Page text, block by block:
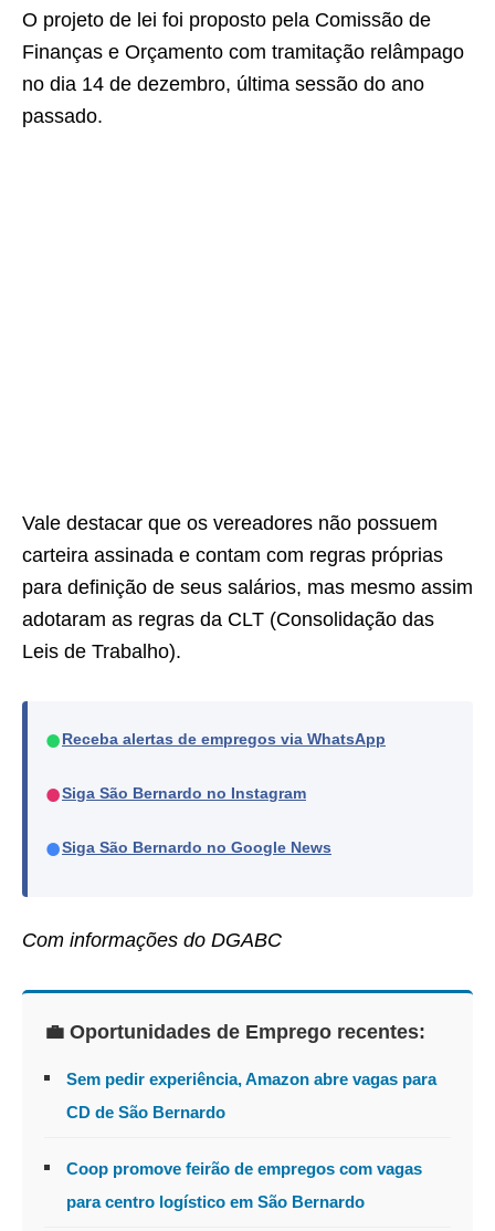
O projeto de lei foi proposto pela Comissão de
Finanças e Orçamento com tramitação relâmpago
no dia 14 de dezembro, última sessão do ano
passado.
Vale destacar que os vereadores não possuem
carteira assinada e contam com regras próprias
para definição de seus salários, mas mesmo assim
adotaram as regras da CLT (Consolidação das
Leis de Trabalho).
● Receba alertas de empregos via WhatsApp
●Siga São Bernardo no Instagram
●Siga São Bernardo no Google News
Com informações do DGABC
💼 Oportunidades de Emprego recentes:
Sem pedir experiência, Amazon abre vagas para
CD de São Bernardo
Coop promove feirão de empregos com vagas
para centro logístico em São Bernardo